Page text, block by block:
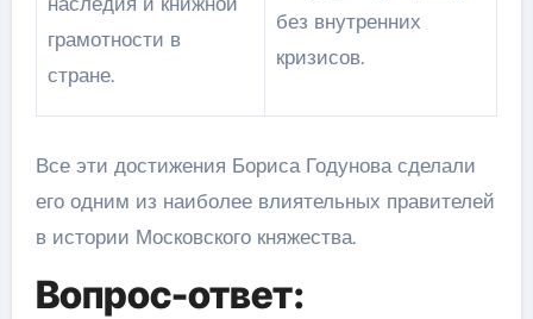
грамотности в
стране.
без внутренних
кризисов.
Все эти достижения Бориса Годунова сделали
его одним из наиболее влиятельных правителей
в истории Московского княжества.
Вопрос-ответ: